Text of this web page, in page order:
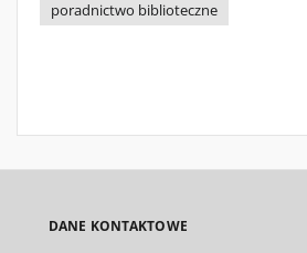
poradnictwo biblioteczne
DANE KONTAKTOWE